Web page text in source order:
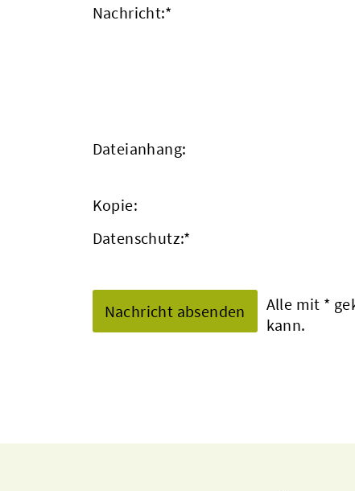
Nachricht:*
Dateianhang:
Kopie:
Datenschutz:*
Alle mit *
kann.